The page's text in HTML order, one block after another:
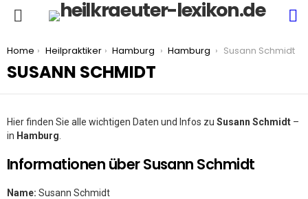
You are here:
Home Heilpraktiker Hamburg Hamburg Susann Schmidt
SUSANN SCHMIDT
Hier finden Sie alle wichtigen Daten und Infos zu Susann Schmidt –
in Hamburg
Informationen über Susann Schmidt
Name: Susann Schmidt